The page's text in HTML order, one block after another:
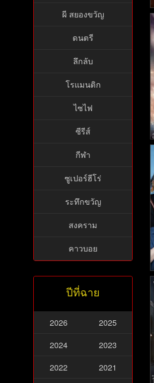
ผี สยองขวัญ
ดนตรี
ลึกลับ
โรแมนติก
ไซไฟ
ซีรีส์
กีฬา
ซูเปอร์ฮีโร่
ระทึกขวัญ
สงคราม
คาวบอย
ปีที่ฉาย
2026
2025
2024
2023
2022
2021